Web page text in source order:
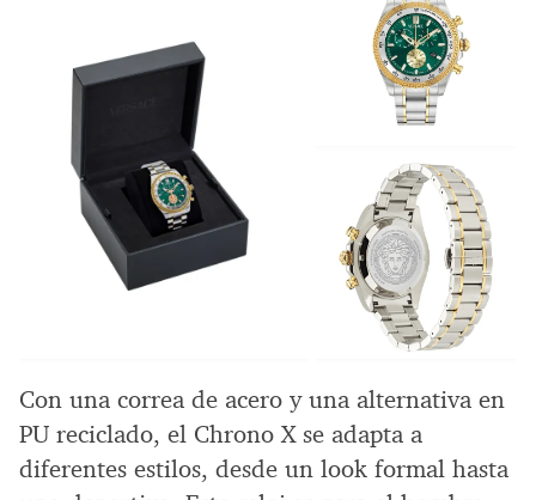
Con una correa de acero y una alternativa en
PU reciclado, el Chrono X se adapta a
diferentes estilos, desde un look formal hasta